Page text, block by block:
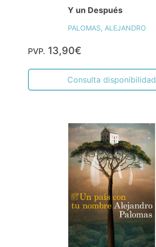
Y un Después
PALOMAS, ALEJANDRO
PVP. 13,90€
Consulta disponibilidad